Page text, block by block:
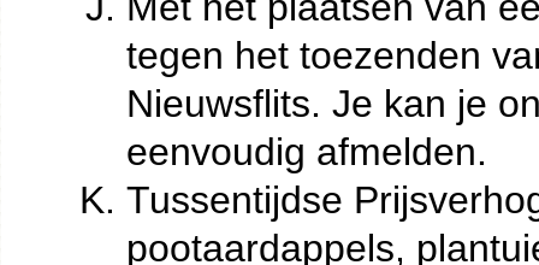
tegen het toezenden
Nieuwsflits. Je kan je
eenvoudig afmelden.
Tussentijdse
pootaardappels,